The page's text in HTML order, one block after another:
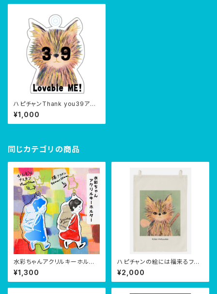
ハピチャンThank you39アク
リルキーホルダー
¥1,000
同じカテゴリの商品
水彩ちゃんアクリルキーホルダ
ー
¥1,300
ハピチャンの絵には福来るファ
ブリックポスター(生サイン付き)
¥2,000